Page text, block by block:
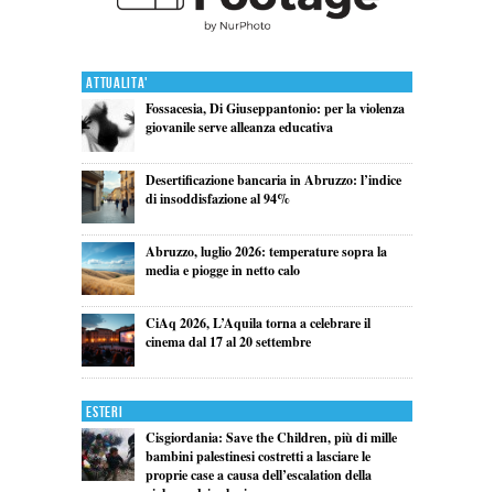
Attualita'
Fossacesia, Di Giuseppantonio: per la violenza
giovanile serve alleanza educativa
Desertificazione bancaria in Abruzzo: l’indice
di insoddisfazione al 94%
Abruzzo, luglio 2026: temperature sopra la
media e piogge in netto calo
CiAq 2026, L’Aquila torna a celebrare il
cinema dal 17 al 20 settembre
Esteri
Cisgiordania: Save the Children, più di mille
bambini palestinesi costretti a lasciare le
proprie case a causa dell’escalation della